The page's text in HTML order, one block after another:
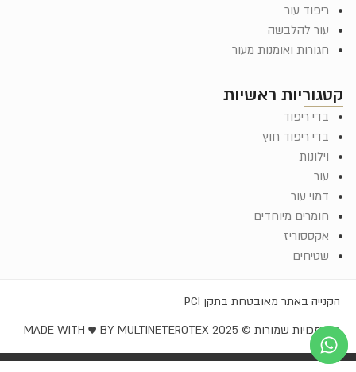
קטגוריות ראשיות
בדי ריפוד
בדי ריפוד חוץ
וילונות
עור
דמוי עור
חומרים מיוחדים
אקססוריז
שטיחים
ריפוד עור
עור להלבשה
חגורות ואומנות מעור
הקנייה באתר מאובטחת בתקן PCI
כל הזכויות שמורות © EROTEX 2025
MADE WITH ♥️ BY MULTINET